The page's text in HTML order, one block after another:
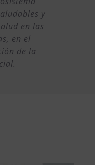
y
en las
en el
de la